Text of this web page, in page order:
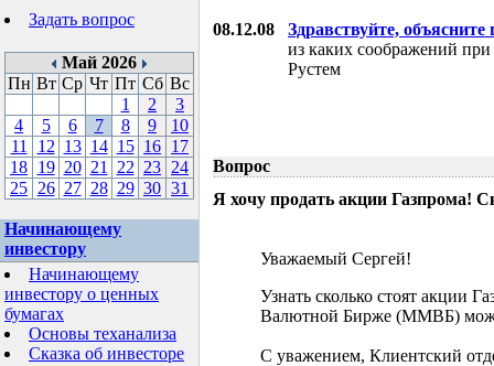
Задать вопрос
Май 2026
Пн Вт Ср Чт Пт Сб Вс
1
2
3
4
5 6 7 8 9
10
11
12 13 14 15 16 17
18 19 20 21 22 23 24
25 26 27 28 29 30 31
Начинающему
инвестору
Начинающему
инвестору о ценных
бумагах
Основы теханализа
Сказка об инвесторе
08.12.08
Здравствуйте, объясните
из каких соображений
Рустем
Вопрос
Я хочу продать акции Газпрома!
Уважаемый Сергей!
Узнать сколько стоят акции
Валютной Бирже (ММВБ)
С уважением, Клиентский